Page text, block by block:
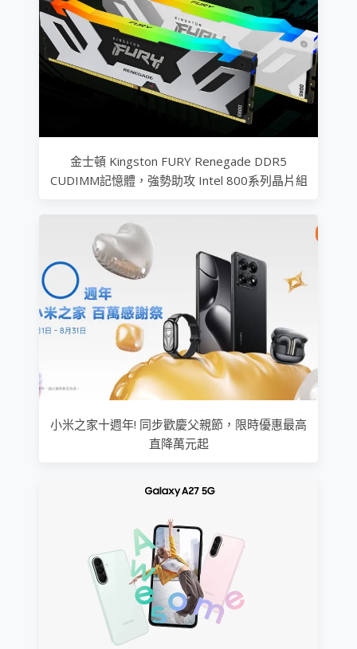
金士頓 Kingston FURY Renegade DDR5
CUDIMM記憶體，強勢助攻 Intel 800系列晶片組
小米之家十週年! 同步歡慶父親節，限時優惠最高
直降萬元起